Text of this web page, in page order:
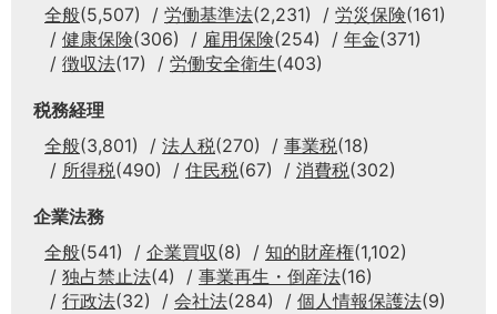
全般(5,507) 労働基準法(2,231) 労災保険(161)
健康保険(306) 雇用保険(254) 年金(371)
徴収法(17) 労働安全衛生(403)
税務経理
全般(3,801) 法人税(270) 事業税(18)
所得税(490) 住民税(67) 消費税(302)
企業法務
全般(541) 企業買収(8) 知的財産権(1,102)
独占禁止法(4) 事業再生・倒産法(16)
行政法(32) 会社法(284) 個人情報保護法(9)